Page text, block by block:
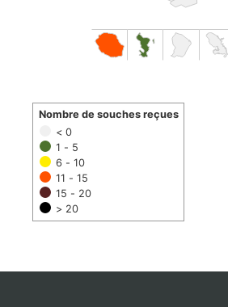
< 0
1 - 5
6 - 10
11 - 15
15 - 20
> 20
Nombre de souches reçues